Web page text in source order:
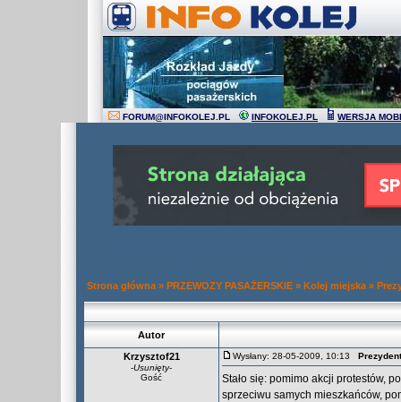
FORUM@INFOKOLEJ.PL INFOKOLEJ.PL WERSJA
Strona główna » PRZEWOZY PASAŻERSKIE » Kolej miejska »
Autor
Krzysztof21
-Usunięty-
Gość
Wysłany: 28-05-2009, 10:13
Stało się: pomimo akcji protestów,
sprzeciwu samych mieszkańców,